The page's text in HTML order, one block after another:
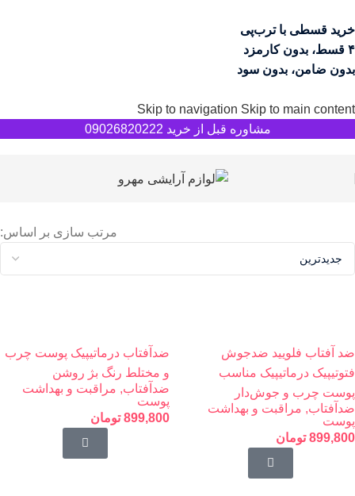
خرید قسطی با ترب‌پی
۴ قسط، بدون کارمزد
بدون ضامن، بدون سود
Skip to navigation Skip to main content
مشاوره قبل از خرید 09026820222
مرتب سازی بر اساس:
ضد آفتاب فلویید ضدجوش
فتوتیپیک درماتیپیک مناسب
پوست چرب و جوش‌دار
ضدآفتاب, مراقبت و بهداشت
پوست
899,800 تومان
ضدآفتاب درماتیپیک پوست چرب
و مختلط رنگ بژ روشن
ضدآفتاب, مراقبت و بهداشت
پوست
899,800 تومان